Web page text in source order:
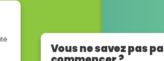
Vous ne savez pas